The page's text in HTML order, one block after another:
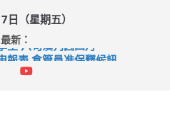
（星期五）
最新：
生 六旬漢判囚四月
報表 倉管員准保釋候訊
戰 祖雲達斯挫車路士